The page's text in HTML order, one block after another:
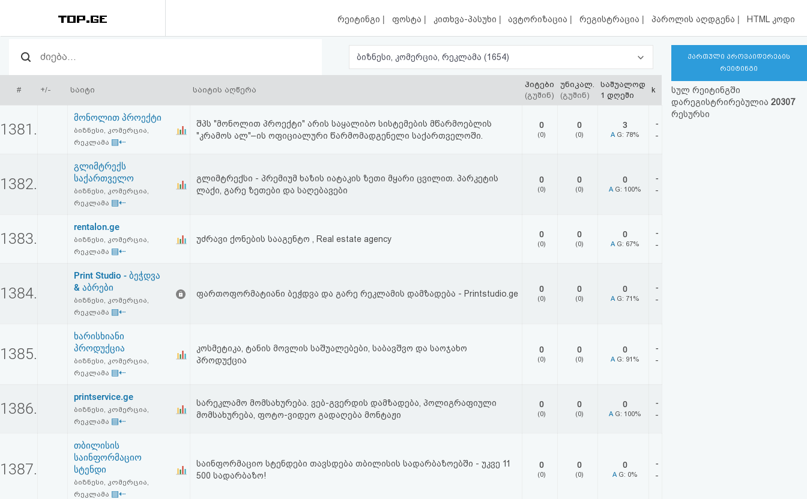
რეიტინგი | ფოსტა | კითხვა-პასუხი | ავტორიზაცია | რეგისტრაცია | პაროლის აღდგენა | HTML კოდი
რეიტინგი
(მთავარი)
ფოსტა
კითხვა-
ავტორიზაცია
რეგისტრაცია
სალიცენზიო
და
ბიზნესი, კომერცია, რეკლამა (1654)
# +/- საიტი საიტის აღწერა
ჰიტები
(გუშინ)
უნიკალ.
(გუშინ)
საშუალოდ
1 დღეში
k
1381.
მონოლით პროექტი
ბიზნესი, კომერცია,
რეკლამა ▤⇠
შპს "მონოლით პროექტი" არის საყალიბო სისტემების მწარმოებლის
"კრამოს ალ"–ის ოფიციალური წარმომადგენელი საქართველოში.
0
(0)
0
(0)
3
A G: 78%
-
-
1382.
გლიმტრექს
საქართველო
ბიზნესი, კომერცია,
რეკლამა ▤⇠
გლიმტრექსი - პრემიუმ ხაზის იატაკის ზეთი მყარი ცვილით. პარკეტის
ლაქი, გარე ზეთები და საღებავები
0
(0)
0
(0)
0
A G: 100%
-
-
1383.
rentalon.ge
ბიზნესი, კომერცია,
რეკლამა ▤⇠
უძრავი ქონების სააგენტო , Real estate agency 0
(0)
0
(0)
0
A G: 67%
-
-
1384.
Print Studio - ბეჭდვა
& აბრები
ბიზნესი, კომერცია,
რეკლამა ▤⇠
ფართოფორმატიანი ბეჭდვა და გარე რეკლამის დამზადება - Printstudio.ge 0
(0)
0
(0)
0
A G: 71%
-
-
1385.
ხარისხიანი
პროდუქცია
ბიზნესი, კომერცია,
რეკლამა ▤⇠
კოსმეტიკა, ტანის მოვლის საშუალებები, საბავშვო და საოჯახო
პროდუქცია
0
(0)
0
(0)
0
A G: 91%
-
-
1386.
printservice.ge
ბიზნესი, კომერცია,
რეკლამა ▤⇠
სარეკლამო მომსახურება. ვებ-გვერდის დამზადება, პოლიგრაფიული
მომსახურება, ფოტო-ვიდეო გადაღება მონტაჟი
0
(0)
0
(0)
0
A G: 100%
-
-
1387.
თბილისის
საინფორმაციო
სტენდი
ბიზნესი, კომერცია,
რეკლამა ▤⇠
საინფორმაციო სტენდები თავსდება თბილისის სადარბაზოებში - უკვე 11
500 სადარბაზო!
0
(0)
0
(0)
0
A G: 0%
-
-
ქართული პროვაიდერების
რეიტინგი
სულ რეიტინგში
დარეგისტრირებულია 20307
რესურსი